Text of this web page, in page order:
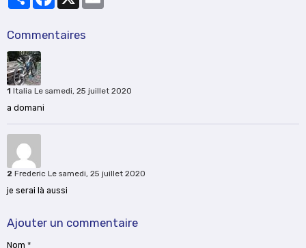
Commentaires
1 Italia Le samedi, 25 juillet 2020
a domani
2 Frederic Le samedi, 25 juillet 2020
je serai là aussi
Ajouter un commentaire
Nom